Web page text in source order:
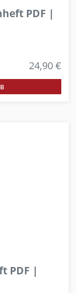
PDF |
24,90 €
PDF |